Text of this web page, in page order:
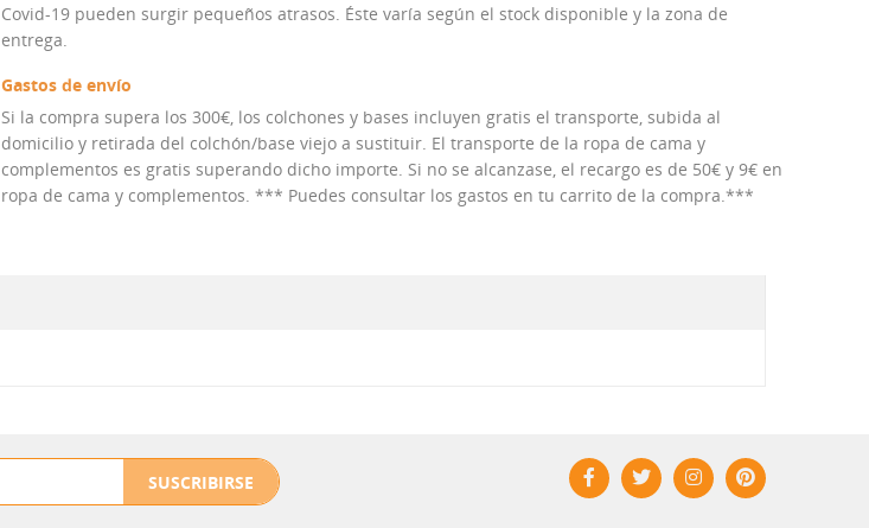
Covid-19 pueden surgir pequeños atrasos. Éste varía según el stock disponible y la zona de
entrega.
Gastos de envío
Si la compra supera los 300€, los colchones y bases incluyen gratis el transporte, subida al
domicilio y retirada del colchón/base viejo a sustituir. El transporte de la ropa de cama y
complementos es gratis superando dicho importe. Si no se alcanzase, el recargo es de 50€ y 9€ en
ropa de cama y complementos. *** Puedes consultar los gastos en tu carrito de la compra.***
SUSCRIBIRSE